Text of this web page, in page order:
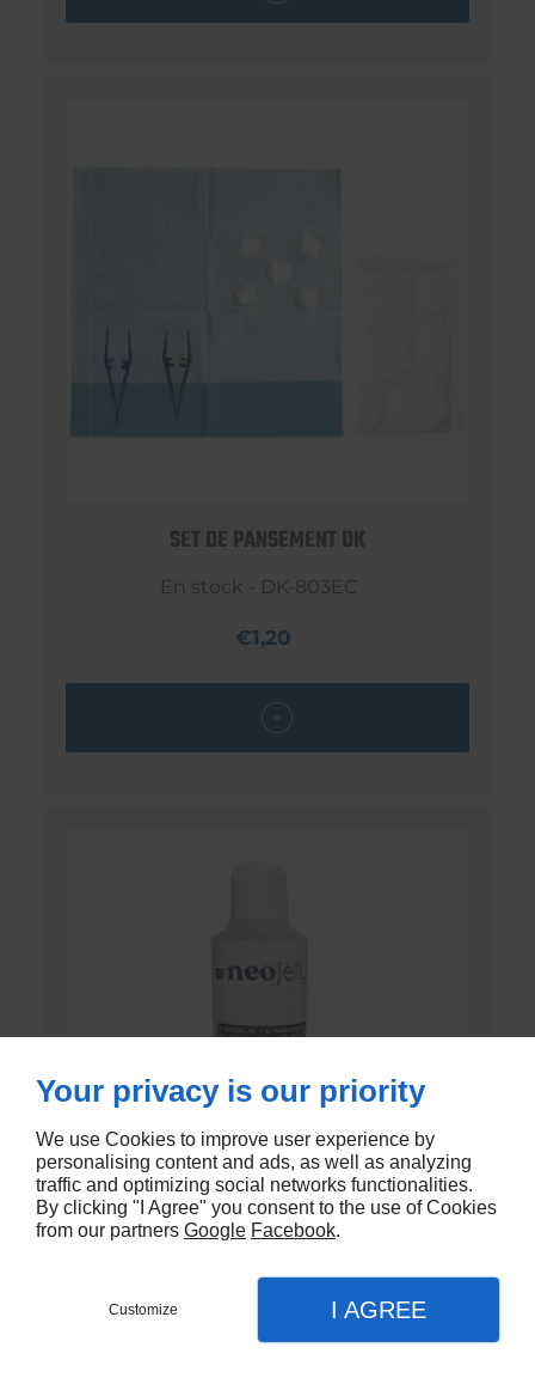
SET DE PANSEMENT DK
En stock - DK-803EC
€1,20
GEL DE CONTACT UNI’GEL
Your privacy is our priority
We use Cookies to improve user experience by
personalising content and ads, as well as analyzing
traffic and optimizing social networks functionalities.
By clicking "I Agree" you consent to the use of Cookies
from our partners Google Facebook.
Customize I AGREE